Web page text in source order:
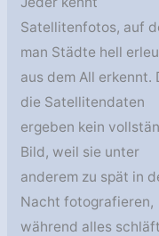
Satellitenfotos, auf
man Städte hell
aus dem All erkennt.
die Satellitendaten
ergeben kein
Bild, weil sie unter
anderem zu spät in
Nacht fotografieren,
während alles